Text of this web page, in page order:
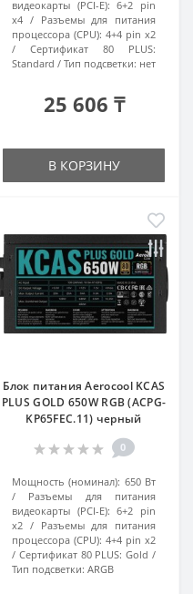
видеокарты (PCI-E): 6+2 pin
x4
Разъемы для питания
процессора (CPU): 4+4 pin x2
Сертификат 80 PLUS:
Standard
Тип подсветки: нет
25 606 ₸
В КОРЗИНУ
Блок питания Aerocool KCAS
PLUS GOLD 650W RGB (ACPG-
KP65FEC.11) черный
0
Мощность (номинал): 650 Вт
Разъемы для питания
видеокарты (PCI-E): 6+2 pin
x2
Разъемы для питания
процессора (CPU): 4+4 pin x2
Сертификат 80 PLUS: Gold
Тип подсветки: ARGB